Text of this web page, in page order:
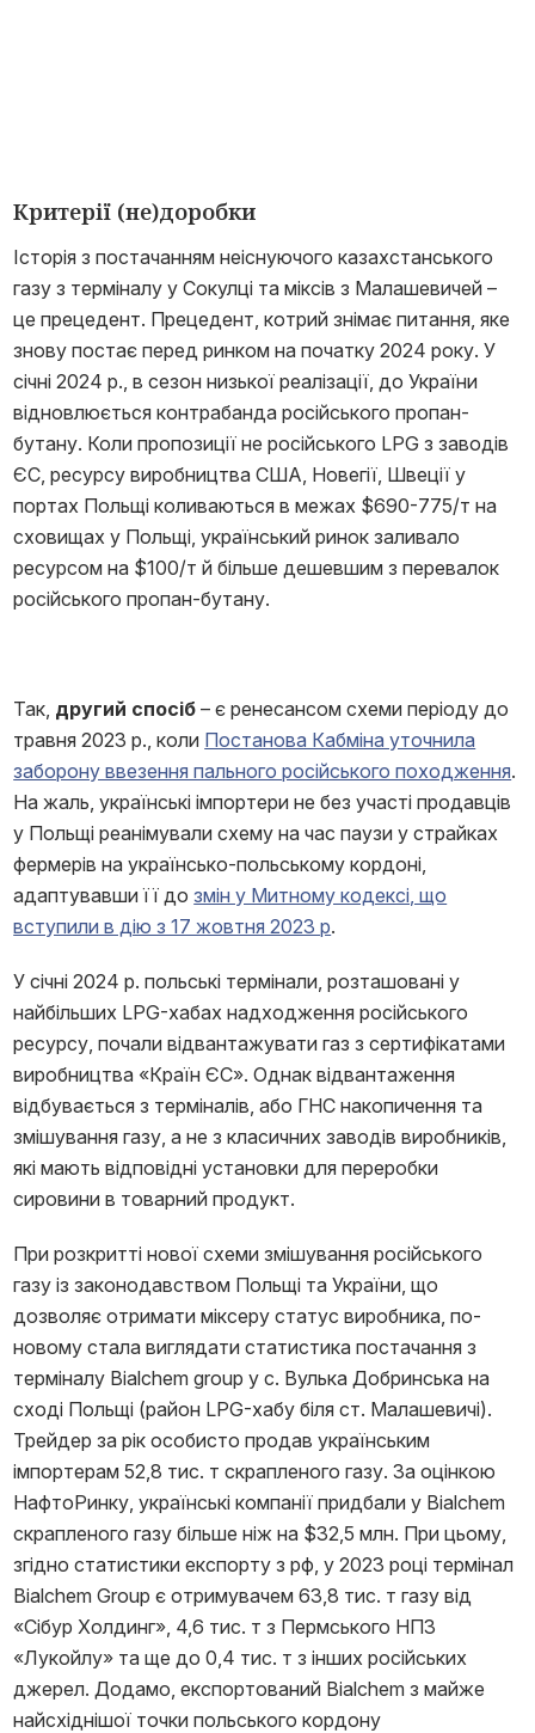
Критерії (не)доробки
Історія з постачанням неіснуючого казахстанського
газу з терміналу у Сокулці та міксів з Малашевичей –
це прецедент. Прецедент, котрий знімає питання, яке
знову постає перед ринком на початку 2024 року. У
січні 2024 р., в сезон низької реалізації, до України
відновлюється контрабанда російського пропан-
бутану. Коли пропозиції не російського LPG з заводів
ЄС, ресурсу виробництва США, Новегії, Швеції у
портах Польщі коливаються в межах $690-775/т на
сховищах у Польщі, український ринок заливало
ресурсом на $100/т й більше дешевшим з перевалок
російського пропан-бутану.
Так, другий спосіб – є ренесансом схеми періоду до
травня 2023 р., коли Постанова Кабміна уточнила
заборону ввезення пального російського походження.
На жаль, українські імпортери не без участі продавців
у Польщі реанімували схему на час паузи у страйках
фермерів на українсько-польському кордоні,
адаптувавши її дозмін у Митному кодексі, що
вступили в дію з 17 жовтня 2023 р.
У січні 2024 р. польські термінали, розташовані у
найбільших LPG-хабах надходження російського
ресурсу, почали відвантажувати газ з сертифікатами
виробництва «Країн ЄС». Однак відвантаження
відбувається з терміналів, або ГНС накопичення та
змішування газу, а не з класичних заводів виробників,
які мають відповідні установки для переробки
сировини в товарний продукт.
При розкритті нової схеми змішування російського
газу із законодавством Польщі та України, що
дозволяє отримати міксеру статус виробника, по-
новому стала виглядати статистика постачання з
терміналу Bialchem group у с. Вулька Добринська на
сході Польщі (район LPG-хабу біля ст. Малашевичі).
Трейдер за рік особисто продав українським
імпортерам 52,8 тис. т скрапленого газу. За оцінкою
НафтоРинку, українські компанії придбали у Bialchem
скрапленого газу більше ніж на $32,5 млн. При цьому,
згідно статистики експорту з рф, у 2023 році термінал
Bialchem Group є отримувачем 63,8 тис. т газу від
«Сібур Холдинг», 4,6 тис. т з Пермського НПЗ
«Лукойлу» та ще до 0,4 тис. т з інших російських
джерел. Додамо, експортований Bialchem з майже
найсхіднішої точки польського кордону